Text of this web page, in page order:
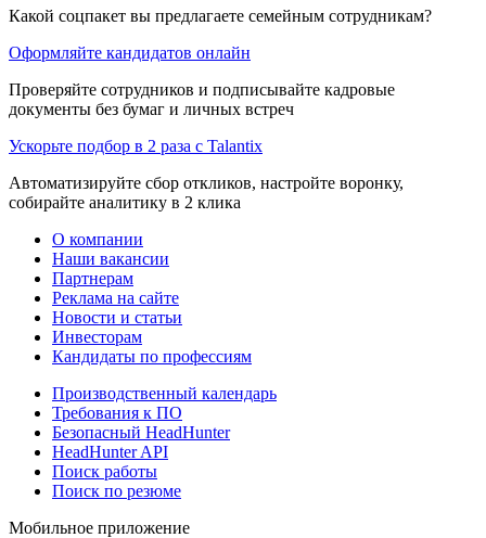
Какой соцпакет вы предлагаете семейным сотрудникам?
Оформляйте кандидатов онлайн
Проверяйте сотрудников и подписывайте кадровые
документы без бумаг и личных встреч
Ускорьте подбор в 2 раза с Talantix
Автоматизируйте сбор откликов, настройте воронку,
собирайте аналитику в 2 клика
О компании
Наши вакансии
Партнерам
Реклама на сайте
Новости и статьи
Инвесторам
Кандидаты по профессиям
Производственный календарь
Требования к ПО
Безопасный HeadHunter
HeadHunter API
Поиск работы
Поиск по резюме
Мобильное приложение